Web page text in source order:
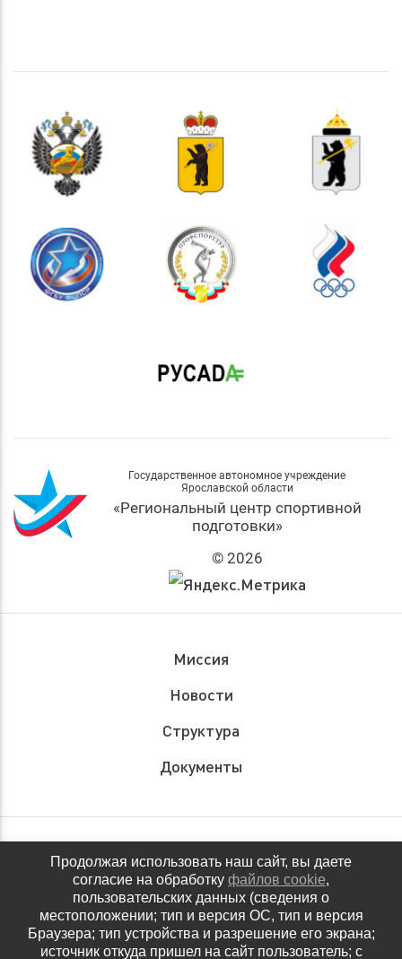
Государственное автономное учреждение
Ярославской области
«Региональный центр спортивной
подготовки»
© 2026
Миссия
Новости
Структура
Документы
Обращения граждан
Антидопинговое обеспечение
Контакты
Продолжая использовать наш сайт, вы даете
согласие на обработку файлов cookie,
пользовательских данных (сведения о
местоположении; тип и версия ОС, тип и версия
Браузера; тип устройства и разрешение его экрана;
источник откуда пришел на сайт пользователь; с